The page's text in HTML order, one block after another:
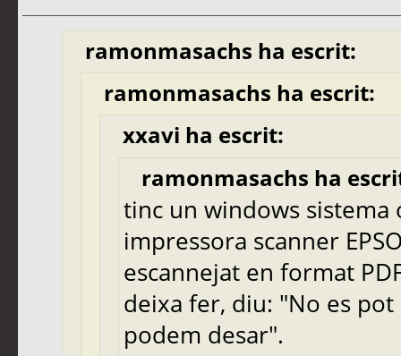
ramonmasachs ha escrit:
ramonmasachs ha escrit:
xxavi ha escrit:
ramonmasachs ha
tinc un windows
impressora scanner
escannejat en format
deixa fer, diu: "No es
podem desar".